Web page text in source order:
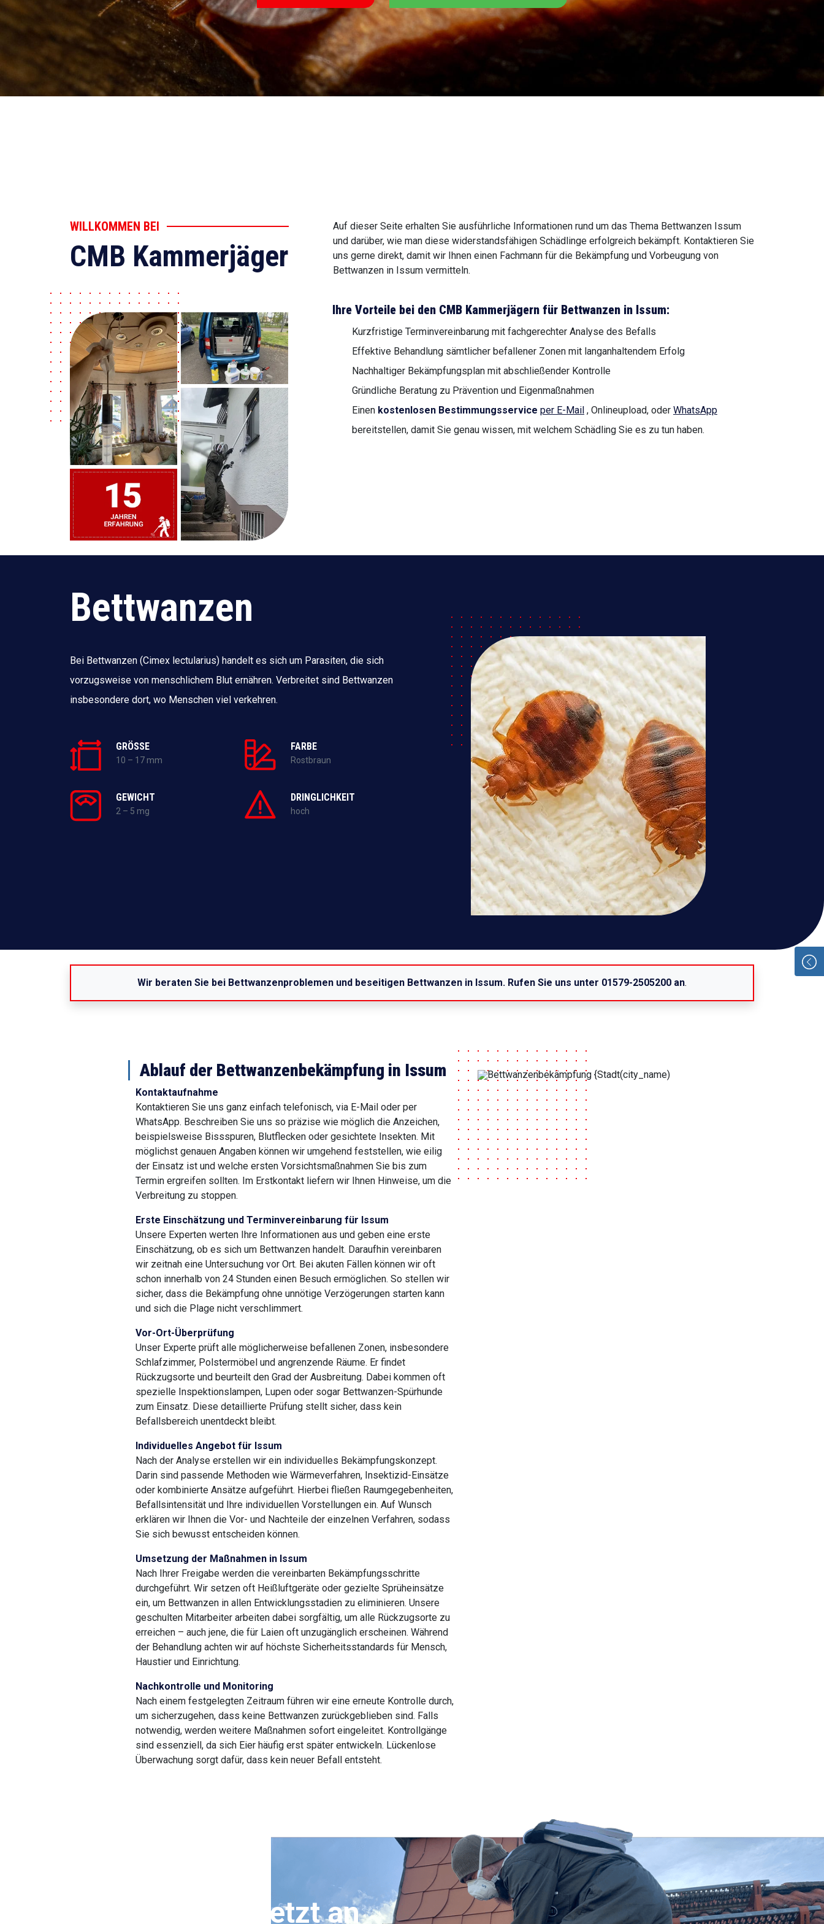
WILLKOMMEN BEI
CMB Kammerjäger
Auf dieser Seite erhalten Sie ausführliche Informationen rund um das Thema Bettwanzen Issum
und darüber, wie man diese widerstandsfähigen Schädlinge erfolgreich bekämpft. Kontaktieren Sie
uns gerne direkt, damit wir Ihnen einen Fachmann für die Bekämpfung und Vorbeugung von
Bettwanzen in Issum vermitteln.
Ihre Vorteile bei den CMB Kammerjägern für Bettwanzen in Issum:
Kurzfristige Terminvereinbarung mit fachgerechter Analyse des Befalls
Effektive Behandlung sämtlicher befallener Zonen mit langanhaltendem Erfolg
Nachhaltiger Bekämpfungsplan mit abschließender Kontrolle
Gründliche Beratung zu Prävention und Eigenmaßnahmen
Einen kostenlosen Bestimmungsservice per E-Mail , Onlineupload, oder WhatsApp
bereitstellen, damit Sie genau wissen, mit welchem Schädling Sie es zu tun haben.
Bettwanzen
Bei Bettwanzen (Cimex lectularius) handelt es sich um Parasiten, die sich
vorzugsweise von menschlichem Blut ernähren. Verbreitet sind Bettwanzen
insbesondere dort, wo Menschen viel verkehren.
GRÖSSE
10 – 17 mm
FARBE
Rostbraun
GEWICHT
2 – 5 mg
DRINGLICHKEIT
hoch
Wir beraten Sie bei Bettwanzenproblemen und beseitigen Bettwanzen in Issum. Rufen Sie uns unter 01579-2505200 an.
Ablauf der Bettwanzenbekämpfung in Issum
Kontaktaufnahme
Kontaktieren Sie uns ganz einfach telefonisch, via E-Mail oder per
WhatsApp. Beschreiben Sie uns so präzise wie möglich die Anzeichen,
beispielsweise Bissspuren, Blutflecken oder gesichtete Insekten. Mit
möglichst genauen Angaben können wir umgehend feststellen, wie eilig
der Einsatz ist und welche ersten Vorsichtsmaßnahmen Sie bis zum
Termin ergreifen sollten. Im Erstkontakt liefern wir Ihnen Hinweise, um die
Verbreitung zu stoppen.
Erste Einschätzung und Terminvereinbarung für Issum
Unsere Experten werten Ihre Informationen aus und geben eine erste
Einschätzung, ob es sich um Bettwanzen handelt. Daraufhin vereinbaren
wir zeitnah eine Untersuchung vor Ort. Bei akuten Fällen können wir oft
schon innerhalb von 24 Stunden einen Besuch ermöglichen. So stellen wir
sicher, dass die Bekämpfung ohne unnötige Verzögerungen starten kann
und sich die Plage nicht verschlimmert.
Vor-Ort-Überprüfung
Unser Experte prüft alle möglicherweise befallenen Zonen, insbesondere
Schlafzimmer, Polstermöbel und angrenzende Räume. Er findet
Rückzugsorte und beurteilt den Grad der Ausbreitung. Dabei kommen oft
spezielle Inspektionslampen, Lupen oder sogar Bettwanzen-Spürhunde
zum Einsatz. Diese detaillierte Prüfung stellt sicher, dass kein
Befallsbereich unentdeckt bleibt.
Individuelles Angebot für Issum
Nach der Analyse erstellen wir ein individuelles Bekämpfungskonzept.
Darin sind passende Methoden wie Wärmeverfahren, Insektizid-Einsätze
oder kombinierte Ansätze aufgeführt. Hierbei fließen Raumgegebenheiten,
Befallsintensität und Ihre individuellen Vorstellungen ein. Auf Wunsch
erklären wir Ihnen die Vor- und Nachteile der einzelnen Verfahren, sodass
Sie sich bewusst entscheiden können.
Umsetzung der Maßnahmen in Issum
Nach Ihrer Freigabe werden die vereinbarten Bekämpfungsschritte
durchgeführt. Wir setzen oft Heißluftgeräte oder gezielte Sprüheinsätze
ein, um Bettwanzen in allen Entwicklungsstadien zu eliminieren. Unsere
geschulten Mitarbeiter arbeiten dabei sorgfältig, um alle Rückzugsorte zu
erreichen – auch jene, die für Laien oft unzugänglich erscheinen. Während
der Behandlung achten wir auf höchste Sicherheitsstandards für Mensch,
Haustier und Einrichtung.
Nachkontrolle und Monitoring
Nach einem festgelegten Zeitraum führen wir eine erneute Kontrolle durch,
um sicherzugehen, dass keine Bettwanzen zurückgeblieben sind. Falls
notwendig, werden weitere Maßnahmen sofort eingeleitet. Kontrollgänge
sind essenziell, da sich Eier häufig erst später entwickeln. Lückenlose
Überwachung sorgt dafür, dass kein neuer Befall entsteht.
Rufen Sie uns jetzt an